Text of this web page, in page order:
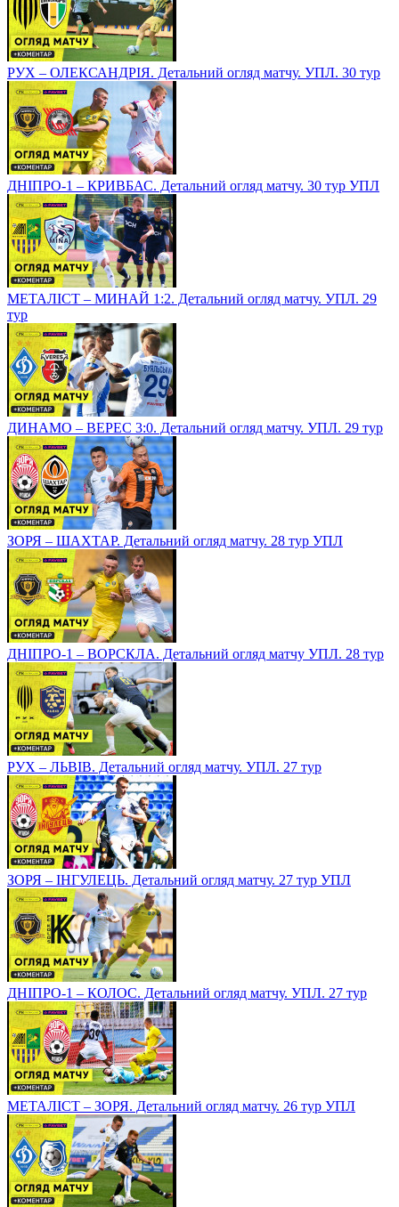
РУХ – ОЛЕКСАНДРІЯ. Детальний огляд матчу. УПЛ. 30 тур
ДНІПРО-1 – КРИВБАС. Детальний огляд матчу. 30 тур УПЛ
МЕТАЛІСТ – МИНАЙ 1:2. Детальний огляд матчу. УПЛ. 29
тур
ДИНАМО – ВЕРЕС 3:0. Детальний огляд матчу. УПЛ. 29 тур
ЗОРЯ – ШАХТАР. Детальний огляд матчу. 28 тур УПЛ
ДНІПРО-1 – ВОРСКЛА. Детальний огляд матчу УПЛ. 28 тур
РУХ – ЛЬВІВ. Детальний огляд матчу. УПЛ. 27 тур
ЗОРЯ – ІНГУЛЕЦЬ. Детальний огляд матчу. 27 тур УПЛ
ДНІПРО-1 – КОЛОС. Детальний огляд матчу. УПЛ. 27 тур
МЕТАЛІСТ – ЗОРЯ. Детальний огляд матчу. 26 тур УПЛ